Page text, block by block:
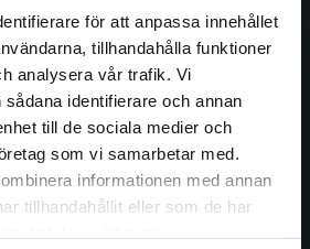
för att anpassa innehållet
tillhandahålla funktioner
analysera vår trafik. Vi
identifierare och annan
till de sociala medier och
som vi samarbetar med.
informationen med annan
tillhandahållit eller som de har
fraktregion
du besöker